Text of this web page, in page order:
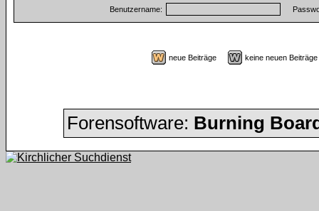
Benutzername:
neue Beiträge keine neuen
Forensoftware: Burning